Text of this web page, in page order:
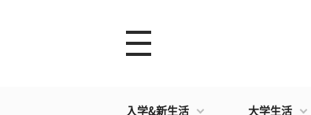
入学&新生活 大学生活